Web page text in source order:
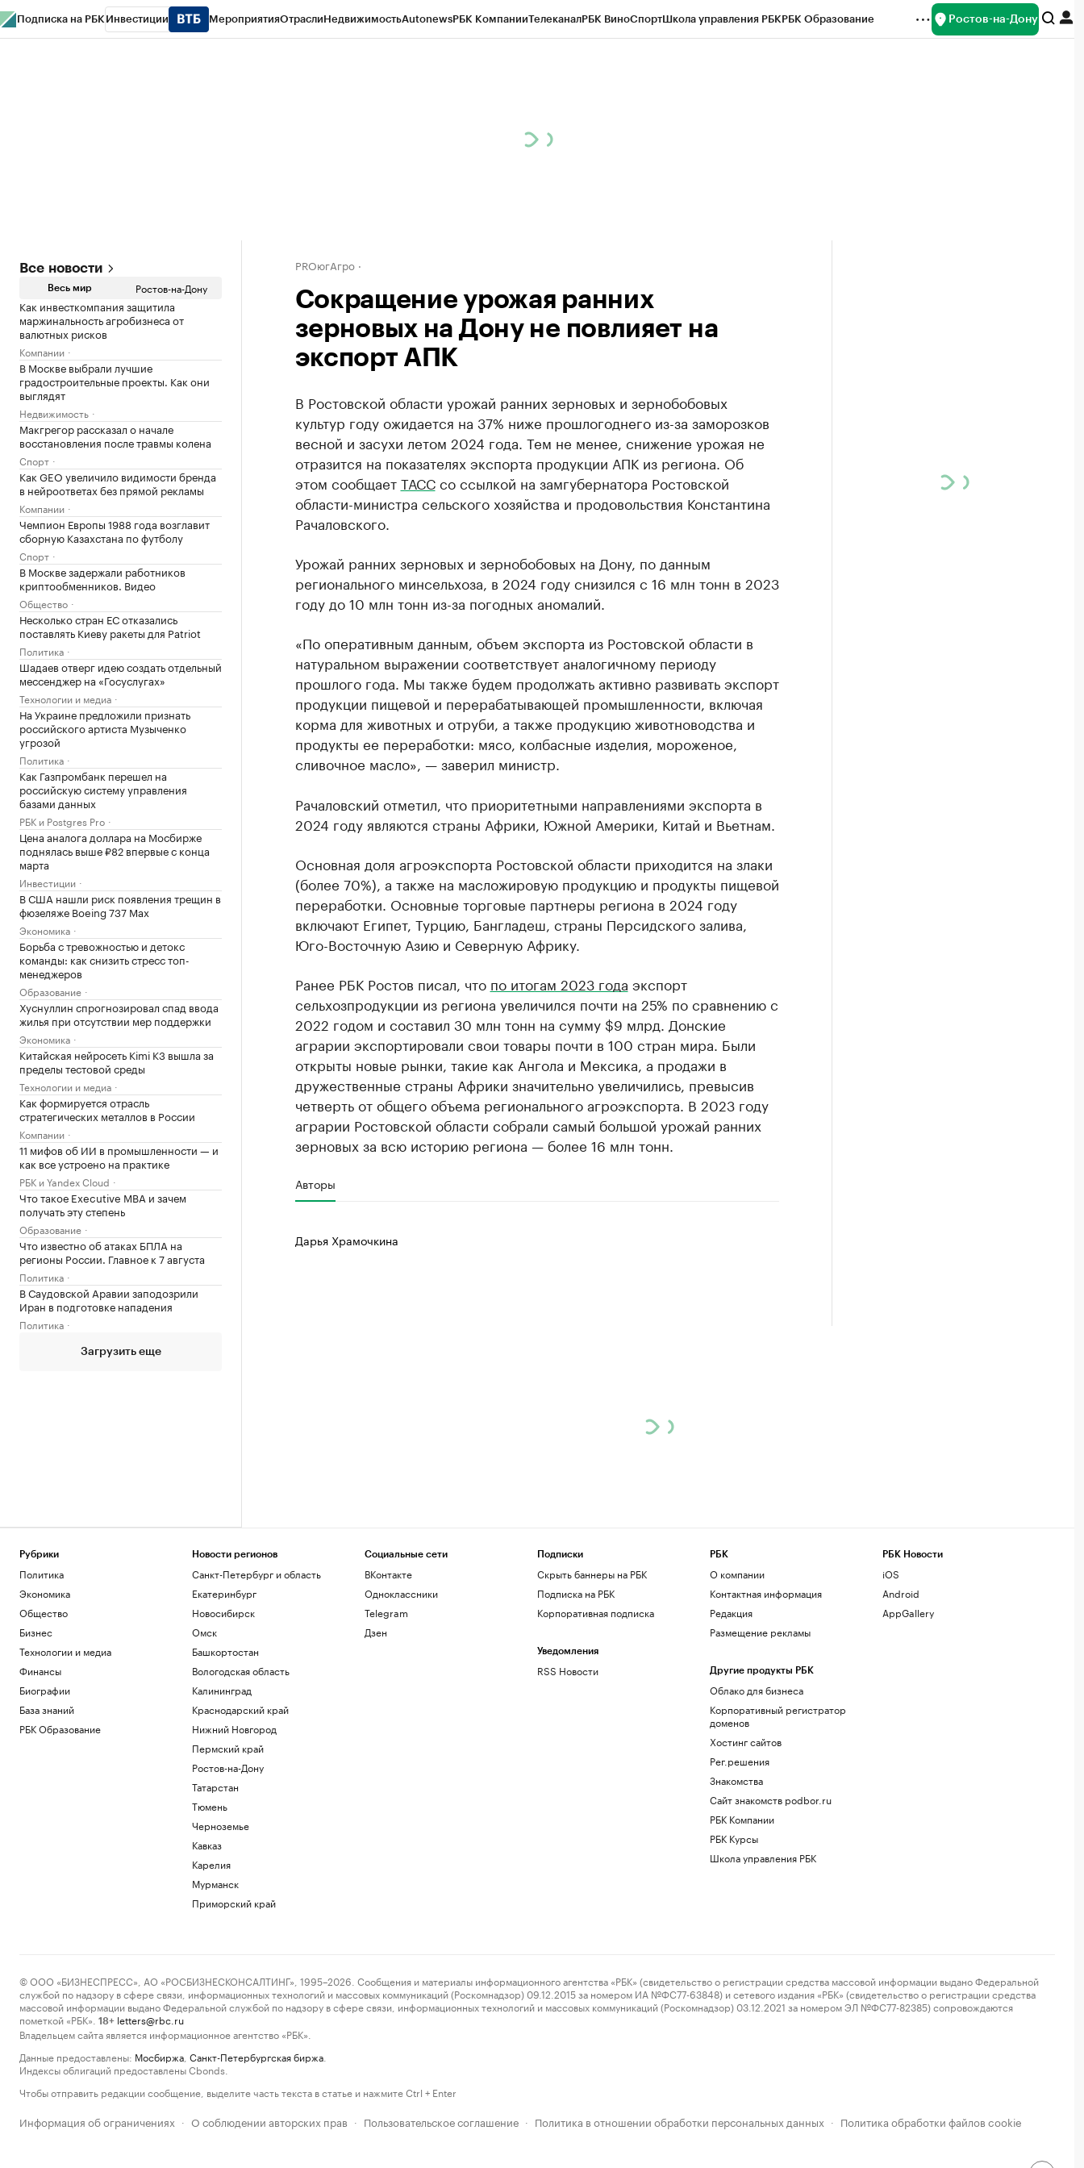
Подписка на РБК Инвестиции МероприятияОтраслиНедвижимостьAutonewsРБК КомпанииТелеканалРБК ВиноСпортШкола управления РБКРБК Образование Ростов-на-Дону
Все новости
Весь мир Ростов-на-Дону
Как инвесткомпания защитила
маржинальность агробизнеса от
валютных рисков
Компании
В Москве выбрали лучшие
градостроительные проекты. Как они
выглядят
Недвижимость
Макгрегор рассказал о начале
восстановления после травмы колена
Спорт
Как GEO увеличило видимости бренда
в нейроответах без прямой рекламы
Компании
Чемпион Европы 1988 года возглавит
сборную Казахстана по футболу
Спорт
В Москве задержали работников
криптообменников. Видео
Общество
Несколько стран ЕС отказались
поставлять Киеву ракеты для Patriot
Политика
Шадаев отверг идею создать отдельный
мессенджер на «Госуслугах»
Технологии и медиа
На Украине предложили признать
российского артиста Музыченко
угрозой
Политика
Как Газпромбанк перешел на
российскую систему управления
базами данных
РБК и Postgres Pro
Цена аналога доллара на Мосбирже
поднялась выше ₽82 впервые с конца
марта
Инвестиции
В США нашли риск появления трещин в
фюзеляже Boeing 737 Max
Экономика
Борьба с тревожностью и детокс
команды: как снизить стресс топ-
менеджеров
Образование
Хуснуллин спрогнозировал спад ввода
жилья при отсутствии мер поддержки
Экономика
Китайская нейросеть Kimi K3 вышла за
пределы тестовой среды
Технологии и медиа
Как формируется отрасль
стратегических металлов в России
Компании
11 мифов об ИИ в промышленности — и
как все устроено на практике
РБК и Yandex Cloud
Что такое Executive MBA и зачем
получать эту степень
Образование
Что известно об атаках БПЛА на
регионы России. Главное к 7 августа
Политика
В Саудовской Аравии заподозрили
Иран в подготовке нападения
Политика
Загрузить еще
PROюгАгро
Сокращение урожая ранних
зерновых на Дону не повлияет на
экспорт АПК
В Ростовской области урожай ранних зерновых и зернобобовых
культур году ожидается на 37% ниже прошлогоднего из-за заморозков
весной и засухи летом 2024 года. Тем не менее, снижение урожая не
отразится на показателях экспорта продукции АПК из региона. Об
этом сообщаетТАССсо ссылкой на замгубернатора Ростовской
области-министра сельского хозяйства и продовольствия Константина
Рачаловского.
Урожай ранних зерновых и зернобобовых на Дону, по данным
регионального минсельхоза, в 2024 году снизился с 16 млн тонн в 2023
году до 10 млн тонн из-за погодных аномалий.
«По оперативным данным, объем экспорта из Ростовской области в
натуральном выражении соответствует аналогичному периоду
прошлого года. Мы также будем продолжать активно развивать экспорт
продукции пищевой и перерабатывающей промышленности, включая
корма для животных и отруби, а также продукцию животноводства и
продукты ее переработки: мясо, колбасные изделия, мороженое,
сливочное масло», — заверил министр.
Рачаловский отметил, что приоритетными направлениями экспорта в
2024 году являются страны Африки, Южной Америки, Китай и Вьетнам.
Основная доля агроэкспорта Ростовской области приходится на злаки
(более 70%), а также на масложировую продукцию и продукты пищевой
переработки. Основные торговые партнеры региона в 2024 году
включают Египет, Турцию, Бангладеш, страны Персидского залива,
Юго-Восточную Азию и Северную Африку.
Ранее РБК Ростов писал, что по итогам 2023 года экспорт
сельхозпродукции из региона увеличился почти на 25% по сравнению с
2022 годом и составил 30 млн тонн на сумму $9 млрд. Донские
аграрии экспортировали свои товары почти в 100 стран мира. Были
открыты новые рынки, такие как Ангола и Мексика, а продажи в
дружественные страны Африки значительно увеличились, превысив
четверть от общего объема регионального агроэкспорта. В 2023 году
аграрии Ростовской области собрали самый большой урожай ранних
зерновых за всю историю региона — более 16 млн тонн.
Авторы
Дарья Храмочкина
Рубрики
Политика
Экономика
Общество
Бизнес
Технологии и медиа
Финансы
Биографии
База знаний
РБК Образование
Новости регионов
Санкт-Петербург и область
Екатеринбург
Новосибирск
Омск
Башкортостан
Вологодская область
Калининград
Краснодарский край
Нижний Новгород
Пермский край
Ростов-на-Дону
Татарстан
Тюмень
Черноземье
Кавказ
Карелия
Мурманск
Приморский край
Социальные сети
ВКонтакте
Одноклассники
Telegram
Дзен
Подписки
Скрыть баннеры на РБК
Подписка на РБК
Корпоративная подписка
Уведомления
RSS Новости
РБК
О компании
Контактная информация
Редакция
Размещение рекламы
Другие продукты РБК
Облако для бизнеса
Корпоративный регистратор
доменов
Хостинг сайтов
Рег.решения
Знакомства
Сайт знакомств podbor.ru
РБК Компании
РБК Курсы
Школа управления РБК
РБК Новости
iOS
Android
AppGallery
© ООО «БИЗНЕСПРЕСС», АО «РОСБИЗНЕСКОНСАЛТИНГ», 1995–2026. Сообщения и материалы информационного агентства «РБК» (свидетельство о регистрации средства массовой информации выдано Федеральной
службой по надзору в сфере связи, информационных технологий и массовых коммуникаций (Роскомнадзор) 09.12.2015 за номером ИА №ФС77-63848) и сетевого издания «РБК» (свидетельство о регистрации средства
массовой информации выдано Федеральной службой по надзору в сфере связи, информационных технологий и массовых коммуникаций (Роскомнадзор) 03.12.2021 за номером ЭЛ №ФС77-82385) сопровождаются
пометкой «РБК».
18+ letters@rbc.ru
Владельцем сайта является информационное агентство «РБК».
Данные предоставлены: Мосбиржа Санкт-Петербургская биржа
Индексы облигаций предоставлены Cbonds.
Чтобы отправить редакции сообщение, выделите часть текста в статье и нажмите Ctrl + Enter
Информация об ограничениях · О соблюдении авторских прав · Пользовательское соглашение · Политика в отношении обработки персональных данных · Политика обработки файлов cookie